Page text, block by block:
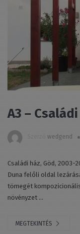
A3 –
wedgend
Családi ház, Göd, 2003-
Duna felőli oldal
tömegét
növényzet ...
MEGTEKINTÉS